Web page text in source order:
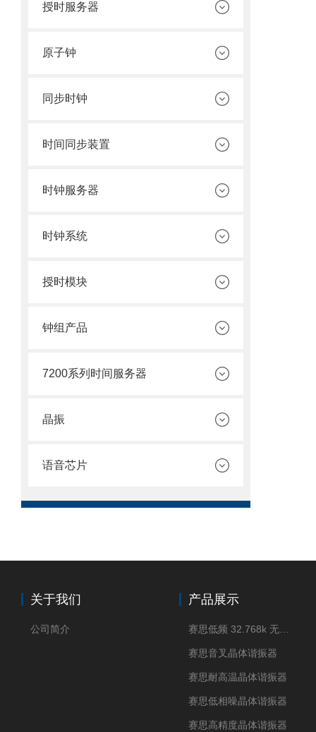
授时服务器
原子钟
同步时钟
时间同步装置
时钟服务器
时钟系统
授时模块
钟组产品
7200系列时间服务器
晶振
语音芯片
关于我们
公司简介
产品展示
赛思音叉晶体谐振器
赛思耐高温晶体谐振器
赛思低相噪晶体谐振器
赛思高精度晶体谐振器